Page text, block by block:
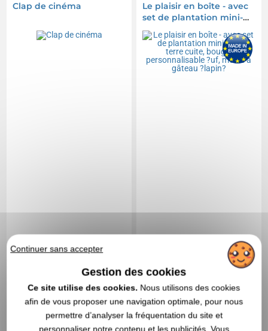
Clap de cinéma
A partir de HT
DEVIS EXPRESS
Le plaisir en boîte - avec
set de plantation mini-
pot en terre cuite, bougie
personnalisable ?uf,
moule à gâteau ?lapin?
En stock: 5 228 articles
DEVIS EXPRESS
Réf. 01307V0031518 Réf. 01484V0115731
Continuer sans accepter
Gestion des cookies
Ce site utilise des cookies. Nous utilisons des cookies
afin de vous proposer une navigation optimale, pour nous
permettre d’analyser la fréquentation du site et
personnaliser notre contenu et les publicités. Vous